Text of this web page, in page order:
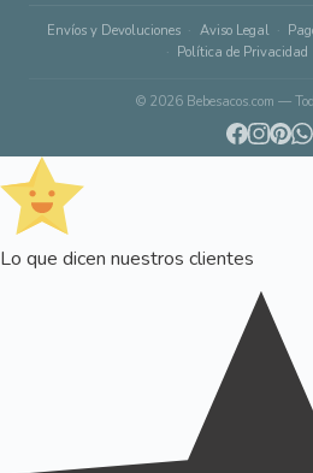
Envíos y Devoluciones Aviso Legal
Política de Privacidad
© 2026 Bebesacos.com —
Lo que dicen nuestros clientes